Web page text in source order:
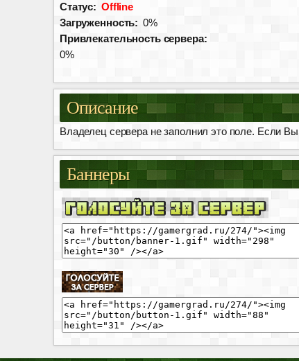
Статус: Offline
Загруженность: 0%
Привлекательность сервера:
0%
Описание
Владелец сервера не заполнил это поле. Если Вы
Баннеры